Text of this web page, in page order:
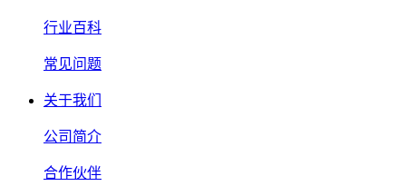
行业百科
常见问题
关于我们
公司简介
合作伙伴